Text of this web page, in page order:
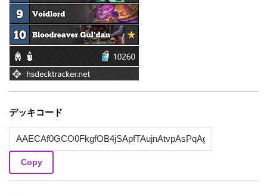
デッキコード
Copy